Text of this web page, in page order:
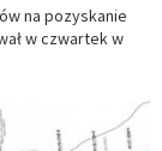
na pozyskanie
w czwartek w